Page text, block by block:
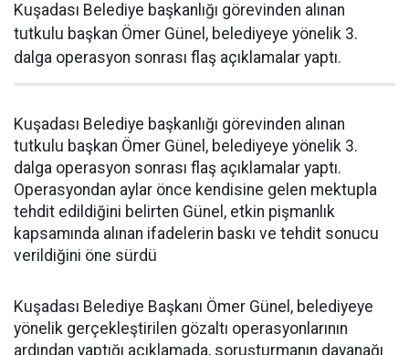
Kuşadası Belediye başkanlığı görevinden alınan
tutkulu başkan Ömer Günel, belediyeye yönelik 3.
dalga operasyon sonrası flaş açıklamalar yaptı.
Kuşadası Belediye başkanlığı görevinden alınan
tutkulu başkan Ömer Günel, belediyeye yönelik 3.
dalga operasyon sonrası flaş açıklamalar yaptı.
Operasyondan aylar önce kendisine gelen mektupla
tehdit edildiğini belirten Günel, etkin pişmanlık
kapsamında alınan ifadelerin baskı ve tehdit sonucu
verildiğini öne sürdü
Kuşadası Belediye Başkanı Ömer Günel, belediyeye
yönelik gerçekleştirilen gözaltı operasyonlarının
ardından yaptığı açıklamada, soruşturmanın dayanağı